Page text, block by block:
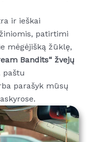
ir ieškai
patirtimi
mėgėjišką žūklę,
Bandits“ žvejų
paštu
parašyk mūsų